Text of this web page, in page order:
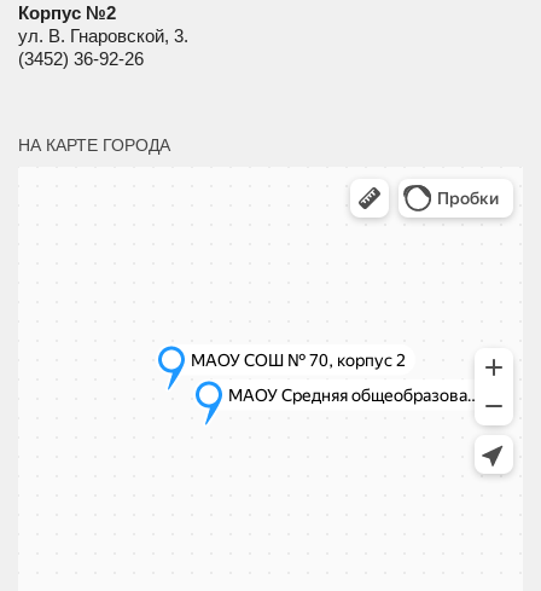
Корпус №2
ул. В. Гнаровской, 3.
(3452) 36-92-26
НА КАРТЕ ГОРОДА